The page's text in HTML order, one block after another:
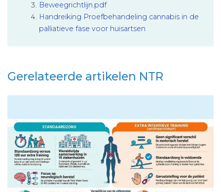
Beweegrichtlijn.pdf
Handreiking Proefbehandeling cannabis in de
palliatieve fase voor huisartsen
Gerelateerde artikelen NTR